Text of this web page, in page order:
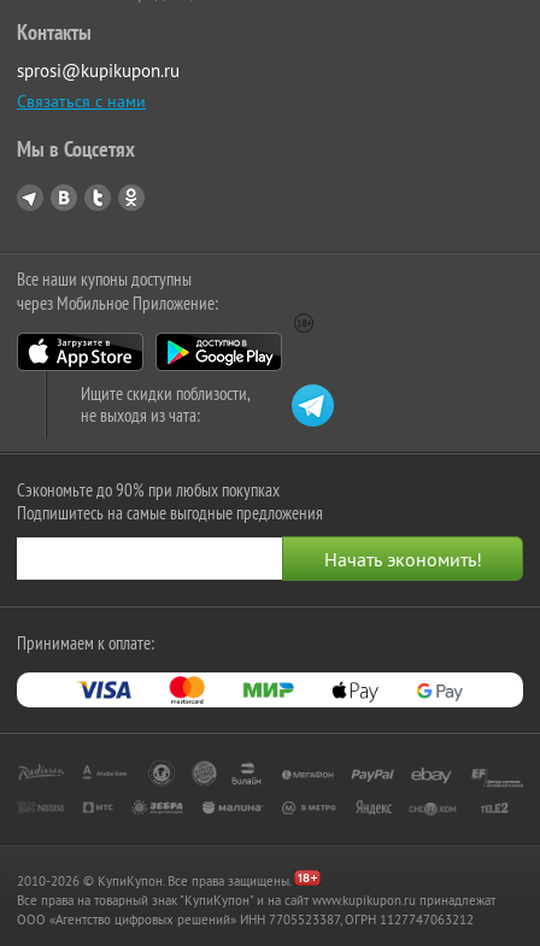
Контакты
sprosi@kupikupon.ru
Связаться с нами
Мы в Соцсетях
Все наши купоны доступны
через Мобильное Приложение:
Ищите скидки поблизости,
не выходя из чата:
Сэкономьте до 90% при любых покупках
Подпишитесь на самые выгодные предложения
Принимаем к оплате:
2010-2026 © КупиКупон. Все права защищены.
Все права на товарный знак "КупиКупон" и на сайт www.kupikupon.ru принадлежат
OOO «Агентство цифровых решений» ИНН 7705523387, ОГРН 1127747063212